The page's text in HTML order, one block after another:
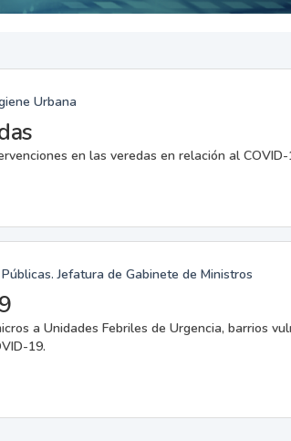
Urbana
en las veredas en relación al
Jefatura de Gabinete de Ministros
a Unidades Febriles de Urgencia, barrios
19.